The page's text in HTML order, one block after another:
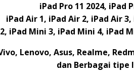
iPad Pro 11 2024, iPad
iPad Air 1, iPad Air 2, iPad Air
iPad Mini 3, iPad Mini 4, iPad
Lenovo, Asus, Realme,
dan Berbagai tipe